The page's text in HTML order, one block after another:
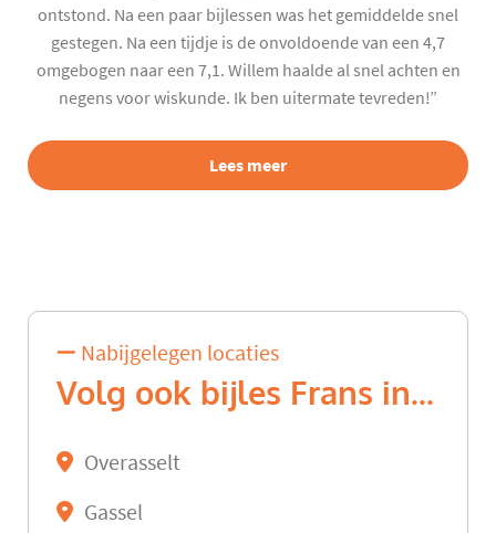
ontstond. Na een paar bijlessen was het gemiddelde snel
gestegen. Na een tijdje is de onvoldoende van een 4,7
omgebogen naar een 7,1. Willem haalde al snel achten en
negens voor wiskunde. Ik ben uitermate tevreden!”
Lees meer
Nabijgelegen locaties
Volg ook bijles Frans in...
Overasselt
Gassel